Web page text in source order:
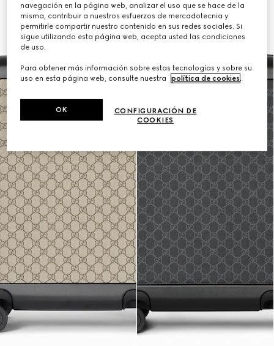
navegación en la página web, analizar el uso que se hace de la
misma, contribuir a nuestros esfuerzos de mercadotecnia y
permitirle compartir nuestro contenido en sus redes sociales. Si
sigue utilizando esta página web, acepta usted las condiciones
de uso.
Para obtener más información sobre estas tecnologías y sobre su
uso en esta página web, consulte nuestra
política de cookies
CONFIGURACIÓN DE
COOKIES
OK